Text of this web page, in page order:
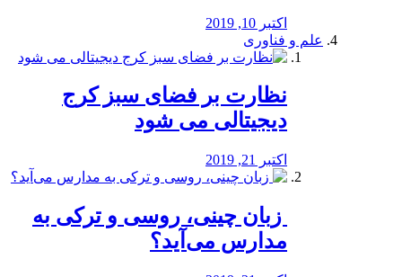
اکتبر 10, 2019
علم و فناوری
نظارت بر فضای سبز کرج
دیجیتالی می شود
اکتبر 21, 2019
️ زبان چینی، روسی و ترکی به
مدارس می‌آید؟